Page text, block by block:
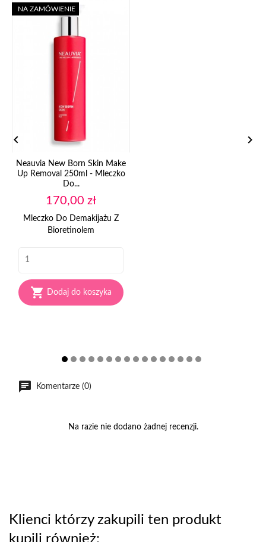
Neauvia New Born Skin Make
Up Removal 250ml - Mleczko
Do...
Cena
170,00 zł
Mleczko Do Demakijażu Z
Bioretinolem
 Dodaj do koszyka
NA ZAMÓWIENIE
 
chat Komentarze (0)
Na razie nie dodano żadnej recenzji.
Klienci którzy zakupili ten produkt